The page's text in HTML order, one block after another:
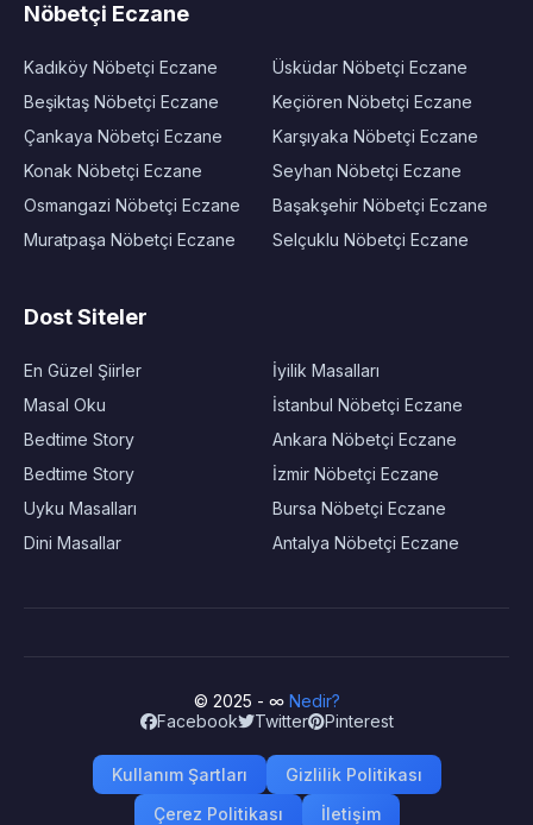
Nöbetçi Eczane
Kadıköy Nöbetçi Eczane
Beşiktaş Nöbetçi Eczane
Çankaya Nöbetçi Eczane
Konak Nöbetçi Eczane
Osmangazi Nöbetçi Eczane
Muratpaşa Nöbetçi Eczane
Üsküdar Nöbetçi Eczane
Keçiören Nöbetçi Eczane
Karşıyaka Nöbetçi Eczane
Seyhan Nöbetçi Eczane
Başakşehir Nöbetçi Eczane
Selçuklu Nöbetçi Eczane
Dost Siteler
En Güzel Şiirler
Masal Oku
Bedtime Story
Bedtime Story
Uyku Masalları
Dini Masallar
İyilik Masalları
İstanbul Nöbetçi Eczane
Ankara Nöbetçi Eczane
İzmir Nöbetçi Eczane
Bursa Nöbetçi Eczane
Antalya Nöbetçi Eczane
© 2025 - ∞ Nedir?
Facebook
Twitter Pinterest
Kullanım Şartları
Gizlilik Politikası
Çerez Politikası
İletişim